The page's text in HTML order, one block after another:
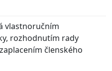
vlastnoručním
rozhodnutím rady
členského